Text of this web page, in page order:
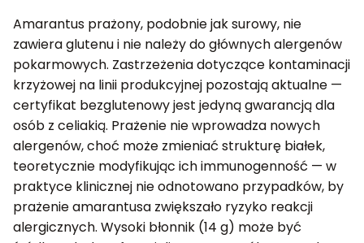
Amarantus prażony, podobnie jak surowy, nie
zawiera glutenu i nie należy do głównych alergenów
pokarmowych. Zastrzeżenia dotyczące kontaminacji
krzyżowej na linii produkcyjnej pozostają aktualne —
certyfikat bezglutenowy jest jedyną gwarancją dla
osób z celiakią. Prażenie nie wprowadza nowych
alergenów, choć może zmieniać strukturę białek,
teoretycznie modyfikując ich immunogenność — w
praktyce klinicznej nie odnotowano przypadków, by
prażenie amarantusa zwiększało ryzyko reakcji
alergicznych. Wysoki błonnik (14 g) może być